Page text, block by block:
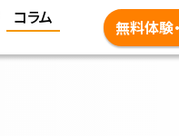
コラム
無料体験